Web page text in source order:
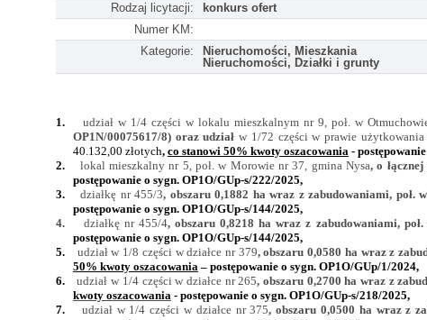
Rodzaj licytacji:
konkurs ofert
Numer KM:
Kategorie:
Nieruchomości, Mieszkania
Nieruchomości, Działki i grunty
1.
udział w 1/4 części w lokalu mieszkalnym nr 9, poł. w
OP1N/00075617/8) oraz udziałw 1/72 części w prawie
40.132,00 złotych, co stanowi 50% kwoty oszacowania -
2.
lokal mieszkalny nr 5, poł. w Morowie nr 37, gmina Nysa, o
postępowanie o sygn. OP1O/GUp-s/222/2025,
3.
działkę nr 455/3, obszaru 0,1882 ha wraz z zabudowaniami, poł. w
postępowanie o sygn. OP1O/GUp-s/144/2025,
4.
działkę nr 455/4, obszaru 0,8218 ha wraz z zabudowaniami,
postępowanie o sygn. OP1O/GUp-s/144/2025,
5.
udział w 1/8 części w działce nr 379, obszaru 0,0580 ha wraz z
50% kwoty oszacowania– postępowanie o sygn. OP1O/GUp/1/2024,
6.
udział w 1/4 części w działce nr 265, obszaru 0,2700 ha wraz z
kwoty oszacowania- postępowanie o sygn. OP1O/GUp-s/218/2025,
7.
udział w 1/4 części w działce nr 375, obszaru 0,0500 ha wraz z